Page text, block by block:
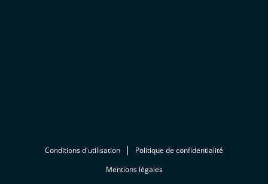
Conditions d'utilisation
Politique de confidentialité
Mentions légales